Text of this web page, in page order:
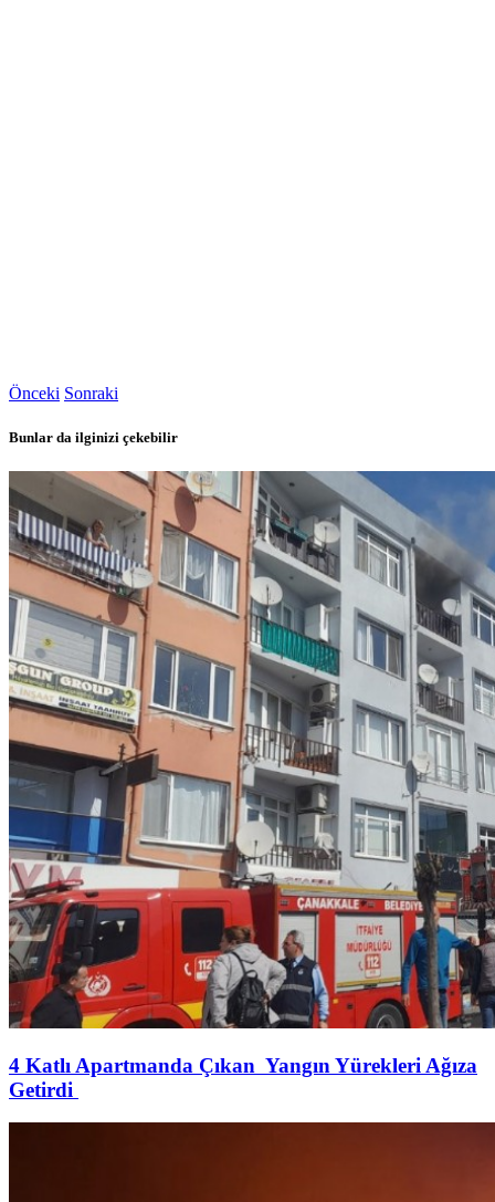
Önceki Sonraki
Bunlar da ilginizi çekebilir
4 Katlı Apartmanda Çıkan Yangın Yürekleri Ağıza
Getirdi